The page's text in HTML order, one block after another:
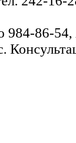
984-86-